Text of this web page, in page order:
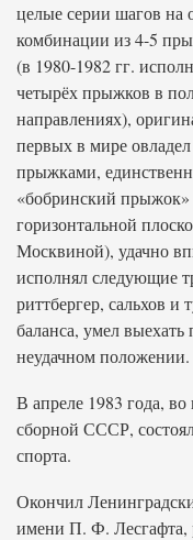
целые серии шагов на
комбинации из 4-5
(в 1980-1982 гг.
четырёх прыжков в
направлениях),
первых в мире
прыжками,
«бобринский
горизонтальной
Москвиной), удачно
исполнял следующие
риттбергер, сальхов
баланса, умел
неудачном положении.
В апреле 1983 года,
сборной СССР,
спорта.
Окончил
имени П. Ф. Лесгафта,